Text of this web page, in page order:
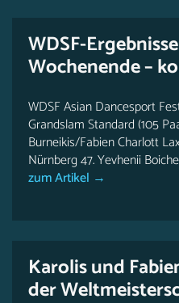
WDSF-
Wochenende –
WDSF Asian Dancesport
Grandslam Standard (105
Burneikis/Fabien Charlott
Nürnberg 47. Yevhenii
zum Artikel →
Karolis und
der